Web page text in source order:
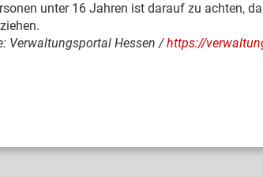
unter 16 Jahren ist darauf zu achten,
Verwaltungsportal Hessen /https://